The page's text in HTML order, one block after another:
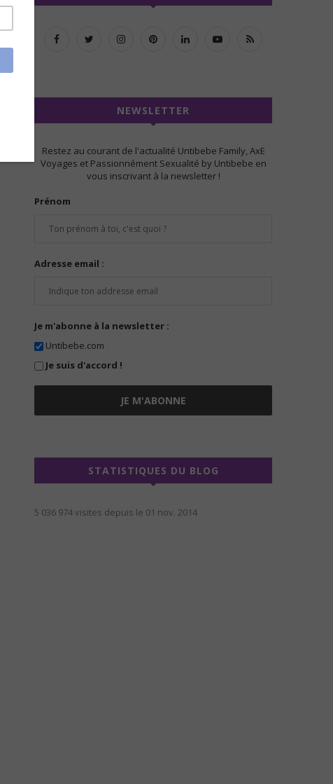
NEWSLETTER
Restez au courant de l'actualité Untibebe Family, AxE
Voyages et Passionnément Sexualité by Untibebe en
vous inscrivant à la newsletter !
Prénom
Adresse email :
Je m'abonne à la newsletter :
Untibebe.com
Je suis d'accord !
STATISTIQUES DU BLOG
5 036 974 visites depuis le 01 nov. 2014